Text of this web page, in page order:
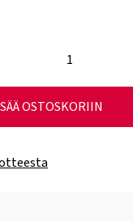
OSTOSKORIIN